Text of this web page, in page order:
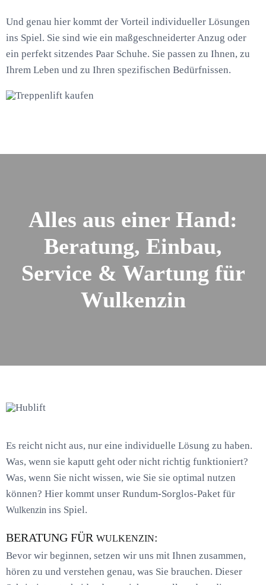
Und genau hier kommt der Vorteil individueller Lösungen
ins Spiel. Sie sind wie ein maßgeschneiderter Anzug oder
ein perfekt sitzendes Paar Schuhe. Sie passen zu Ihnen, zu
Ihrem Leben und zu Ihren spezifischen Bedürfnissen.
Alles aus einer Hand:
Beratung, Einbau,
Service & Wartung für
Wulkenzin
Es reicht nicht aus, nur eine individuelle Lösung zu haben.
Was, wenn sie kaputt geht oder nicht richtig funktioniert?
Was, wenn Sie nicht wissen, wie Sie sie optimal nutzen
können? Hier kommt unser Rundum-Sorglos-Paket für
Wulkenzin ins Spiel.
BERATUNG FÜR WULKENZIN:
Bevor wir beginnen, setzen wir uns mit Ihnen zusammen,
hören zu und verstehen genau, was Sie brauchen. Dieser